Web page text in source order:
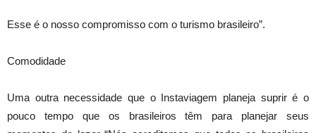
Esse é o nosso compromisso com o turismo brasileiro”.
Comodidade
Uma outra necessidade que o Instaviagem planeja suprir é o
pouco tempo que os brasileiros têm para planejar seus